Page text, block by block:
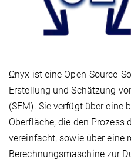
Ωnyx ist eine Open-Source-
Erstellung und Schätzung
(SEM). Sie verfügt über eine
Oberfläche, die den Prozess
vereinfacht, sowie über eine
Berechnungsmaschine zur